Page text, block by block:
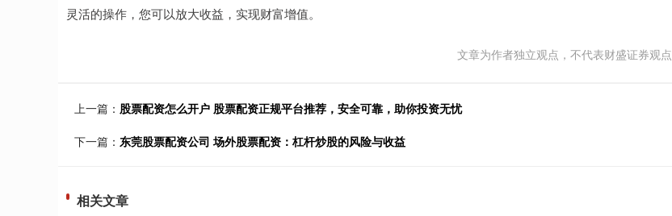
灵活的操作，您可以放大收益，实现财富增值。
文章为作者独立观点，不代表财盛证券观点
上一篇： 股票配资怎么开户 股票配资正规平台推荐，安全可靠，助你投资无忧
下一篇： 东莞股票配资公司 场外股票配资：杠杆炒股的风险与收益
相关文章